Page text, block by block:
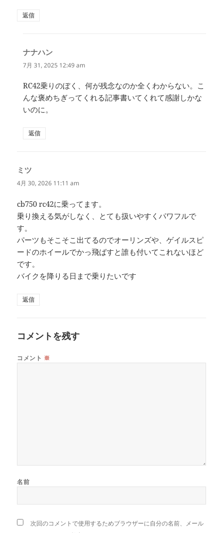
返信
ナナハン
り:
7月 31, 2025 12:49 am
RC42乗りのぼく、何が残念なのか全くわからない。こ
んな褒めちぎってくれる記事書いてくれて感謝しかな
いのに。
返信
ミツ
り:
4月 30, 2026 11:11 am
cb750 rc42に乗ってます。
乗り換える気がしなく、とても扱いやすくパワフルで
す。
パーツもそこそこ出てるのでオーリンズや、ゲイルスピ
ードのホイールでかっ飛ばすと誰も付いてこれないほど
です。
バイクを降りる日まで乗りたいです
返信
コメントを残す
コメント ※
名前
次回のコメントで使用するためブラウザーに自分の名前、メール